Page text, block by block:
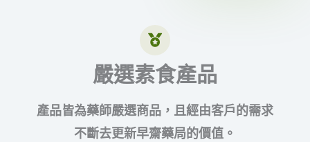
嚴選素食產品
產品皆為藥師嚴選商品，且經由客戶的需求
不斷去更新早齋藥局的價值。